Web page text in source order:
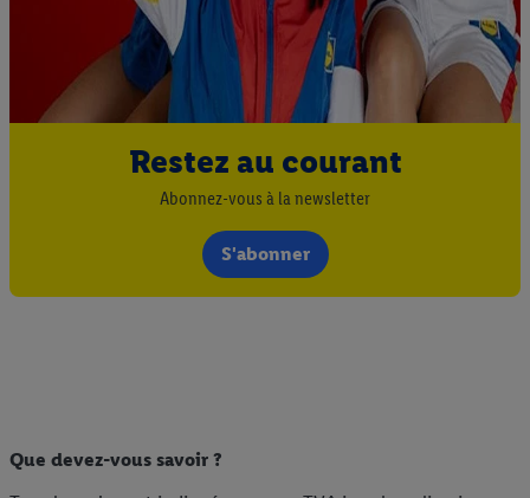
Restez au courant
Abonnez-vous à la newsletter
S'abonner
Que devez-vous savoir ?